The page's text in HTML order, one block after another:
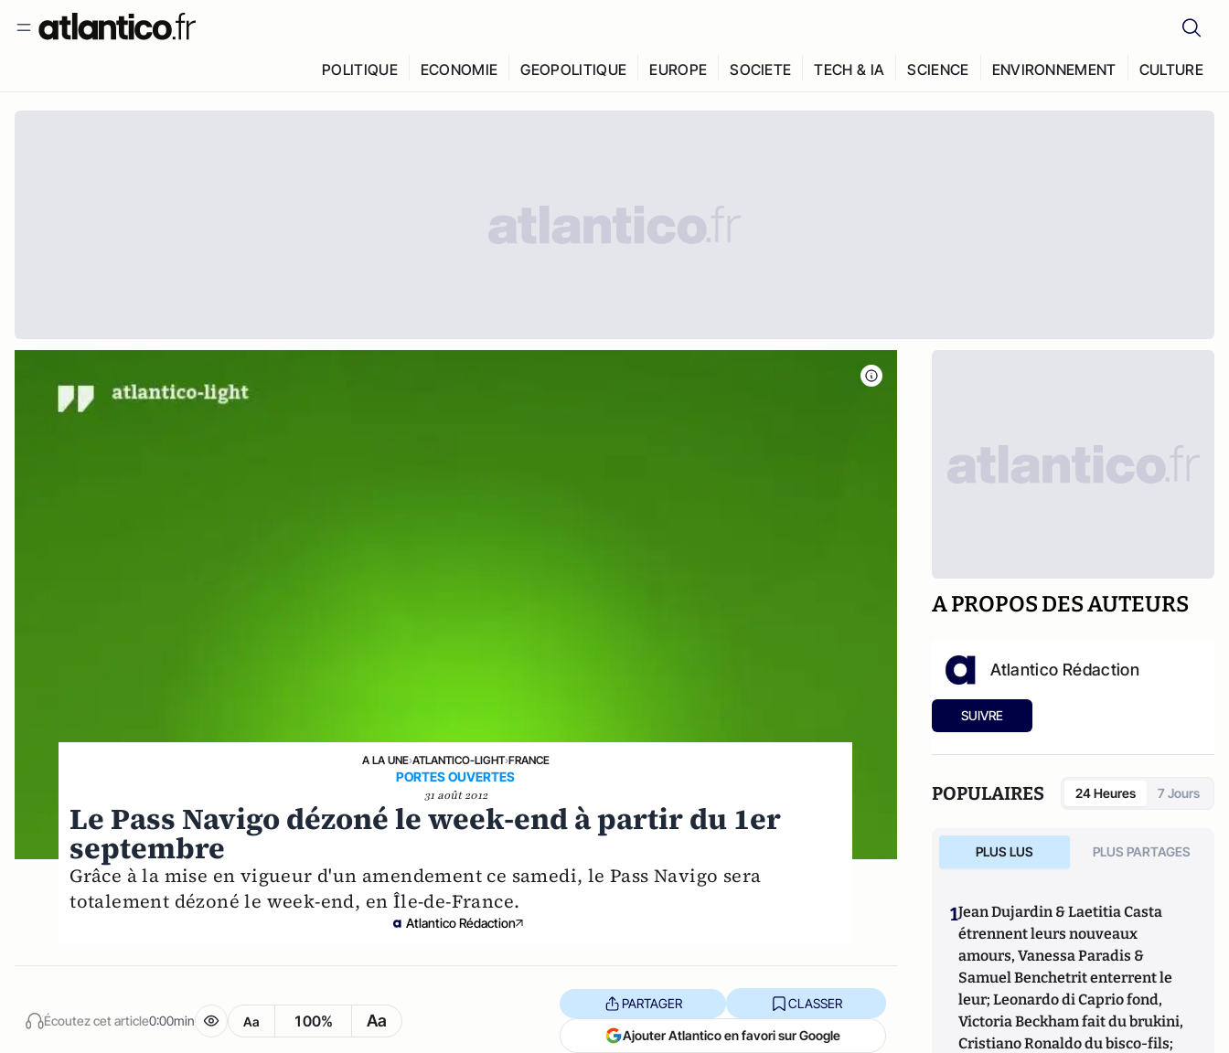
POLITIQUE ECONOMIE GEOPOLITIQUE EUROPE SOCIETE TECH & IA SCIENCE ENVIRONNEMENT CULTURE
A LA UNE›ATLANTICO-LIGHT›FRANCE
PORTES OUVERTES
31 août 2012
Le Pass Navigo dézoné le week-end à partir du 1er
septembre
Grâce à la mise en vigueur d'un amendement ce samedi, le Pass Navigo sera
totalement dézoné le week-end, en Île-de-France.
Atlantico Rédaction
Écoutez cet article0:00min Aa 100% Aa
PARTAGER CLASSER
Ajouter Atlantico en favori sur Google
A PROPOS DES AUTEURS
Atlantico Rédaction
SUIVRE
POPULAIRES 24 Heures 7 Jours
PLUS LUS PLUS PARTAGES
1Jean Dujardin & Laetitia Casta
étrennent leurs nouveaux
amours, Vanessa Paradis &
Samuel Benchetrit enterrent le
leur; Leonardo di Caprio fond,
Victoria Beckham fait du brukini,
Cristiano Ronaldo du bisco-fils;